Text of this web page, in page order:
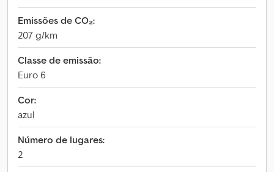
Emissões de CO₂:
207 g/km
Classe de emissão:
Euro 6
Cor:
azul
Número de lugares:
2